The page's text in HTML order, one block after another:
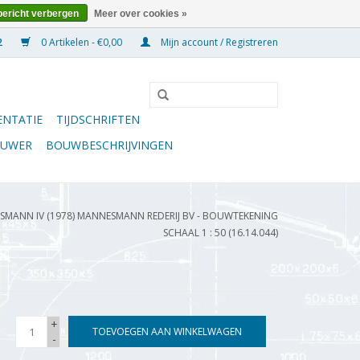
0 Artikelen - €0,00 Mijn account / Registreren
TIJDSCHRIFTEN
BOUWBESCHRIJVINGEN
IV (1978) MANNESMANN REDERIJ BV - BOUWTEKENING
SCHAAL 1 : 50 (16.14.044)
+
-
TOEVOEGEN AAN WINKELWAGEN
verbergen Meer over cookies »